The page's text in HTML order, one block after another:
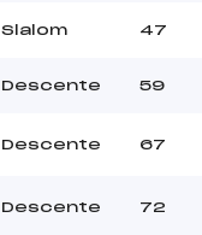
Slalom 47
Descente 59
Descente 67
Descente 72